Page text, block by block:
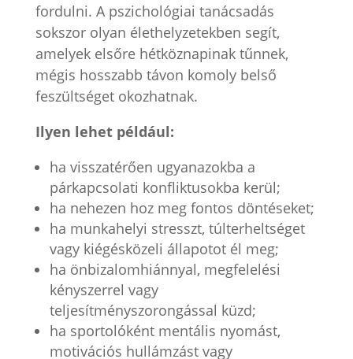
fordulni. A pszichológiai tanácsadás
sokszor olyan élethelyzetekben segít,
amelyek elsőre hétköznapinak tűnnek,
mégis hosszabb távon komoly belső
feszültséget okozhatnak.
Ilyen lehet például:
ha visszatérően ugyanazokba a
párkapcsolati konfliktusokba kerül;
ha nehezen hoz meg fontos döntéseket;
ha munkahelyi stresszt, túlterheltséget
vagy kiégésközeli állapotot él meg;
ha önbizalomhiánnyal, megfelelési
kényszerrel vagy
teljesítményszorongással küzd;
ha sportolóként mentális nyomást,
motivációs hullámzást vagy